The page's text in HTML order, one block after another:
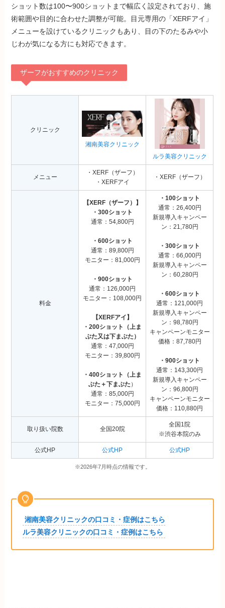
ショット数は100〜900ショットまで幅広く設定されており、施
術範囲や目的に合わせた調整が可能。目元専用の「XERFアイ」
メニューを設けているクリニックもあり、目の下のたるみや小
じわが気になる方にも対応できます。
ザーフがおすすめのクリニック
クリニック
湘南美容クリニック
ルラ美容クリニック
メニュー
・XERF（ザーフ）
・XERFアイ
・XERF（ザーフ）
料金
【XERF（ザーフ）】
・300ショット
通常：54,800円
・600ショット
通常：89,800円
モニター：81,000円
・900ショット
通常：126,000円
モニター：108,000円
【XERFアイ】
・200ショット（上ま
ぶた又は下まぶた）
通常：47,000円
モニター：39,800円
・400ショット（上ま
ぶた＋下まぶた ）
通常：85,000円
モニター：75,000円
・100ショット
通常：26,400円
新規導入キャンペー
ン：21,780円
・300ショット
通常：66,000円
新規導入キャンペー
ン：60,280円
・600ショット
通常：121,000円
新規導入キャンペー
ン：98,780円
キャンペーンモニター
価格：87,780円
・900ショット
通常：143,300円
新規導入キャンペー
ン：96,800円
キャンペーンモニター
価格：110,880円
取り扱い院数 全国20院
全国1院
※渋谷本院のみ
公式HP 公式HP 公式HP
※2026年7月時点の情報です。
湘南美容クリニックの口コミ・症例はこちら
ルラ美容クリニックの口コミ・症例はこちら